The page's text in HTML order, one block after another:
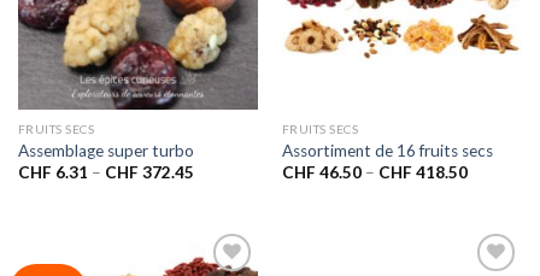
FRUITS SECS
Assemblage super turbo
CHF 6.31 – CHF 372.45
FRUITS SECS
Assortiment de 16 fruits secs
CHF 46.50– CHF 418.50